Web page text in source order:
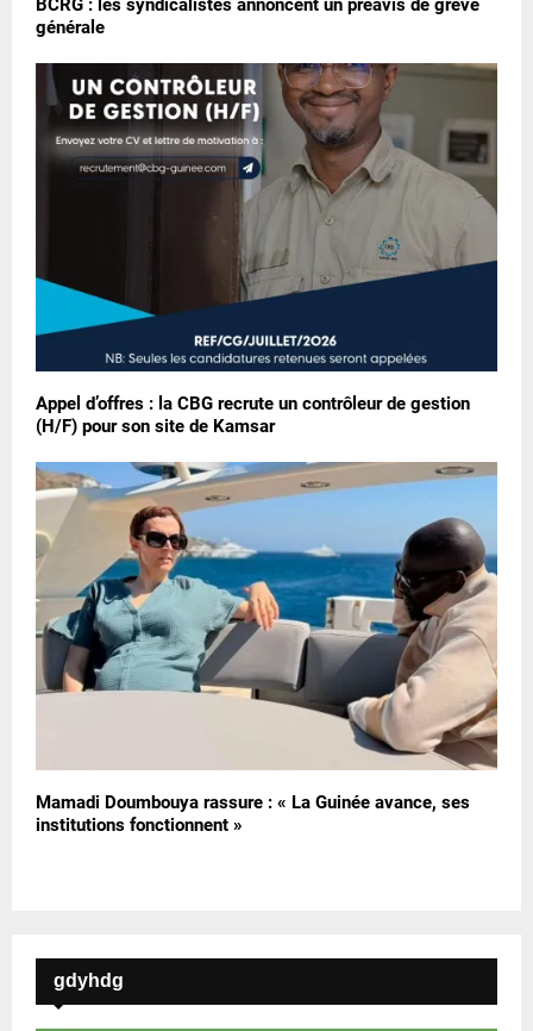
BCRG : les syndicalistes annoncent un préavis de grève
générale
Appel d’offres : la CBG recrute un contrôleur de gestion
(H/F) pour son site de Kamsar
Mamadi Doumbouya rassure : « La Guinée avance, ses
institutions fonctionnent »
gdyhdg